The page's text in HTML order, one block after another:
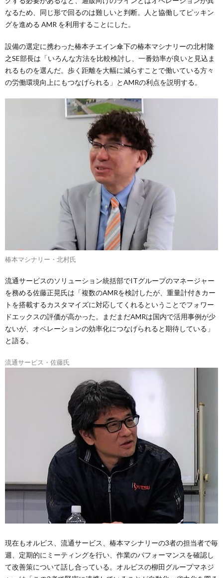
なるため、同じ形で回るのは難しいと判断。人と協働してピッキン
グを進める AMR を利用することにした。
設備の選定に携わった椿本チエイン傘下の椿本マシナリーの北村隆
之SE部長は「いろんな方法を比較検討し、一番効率が良いと見込ま
れるものを選んだ。歩く距離を大幅に減らすことで働いている方々
の労働環境向上にもつなげられる」とAMRの利点を説明する。
椿本マシナリー・北村氏
流通サービスのソリューション統括部でITグループのマネージャー
を務める佐藤正晃氏は「複数のAMRを検討したが、重量計付きカー
トを搭載するカスタマイズに対応してくれるということでフォワー
ドエックスの評価が高かった。まだまだAMRは国内で活用事例が少
ないが、オペレーションの効率化につなげられると期待している」
と語る。
流通サービス・佐藤氏
現在もオルビス、流通サービス、椿本マシナリーの3者の担当者で毎
週、定期的にミーティングを行い、作業のパフォーマンスを確認し
て改善策について話し合っている。オルビスの柳田グループマネジ